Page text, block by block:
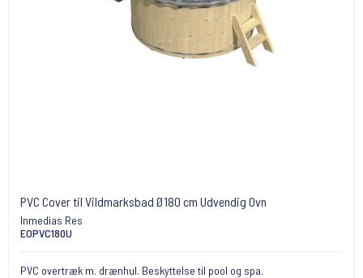
PVC Cover til Vildmarksbad Ø180 cm Udvendig Ovn
Inmedias Res
EOPVC180U
PVC overtræk m. drænhul. Beskyttelse til pool og spa.